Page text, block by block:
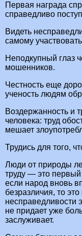
Первая награда
справедливо
Видеть
самому
Неподкупный глаз
мошенников.
Честность еще
ученость людям
Воздержанность и
человека: труд
мешает
Трудись для того,
Люди от природы
труду — это первый
если народ вновь
безразличия, то
несправедливости
не придает уже
заслуживает.